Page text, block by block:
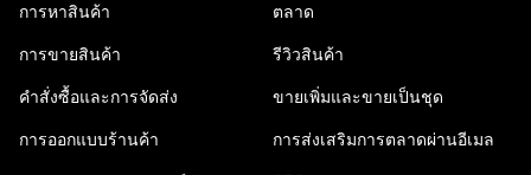
การหาสินค้า
การขายสินค้า
คำสั่งซื้อและการจัดส่ง
การออกแบบร้านค้า
ตลาด
รีวิวสินค้า
ขายเพิ่มและขายเป็นชุด
การส่งเสริมการตลาดผ่านอีเมล